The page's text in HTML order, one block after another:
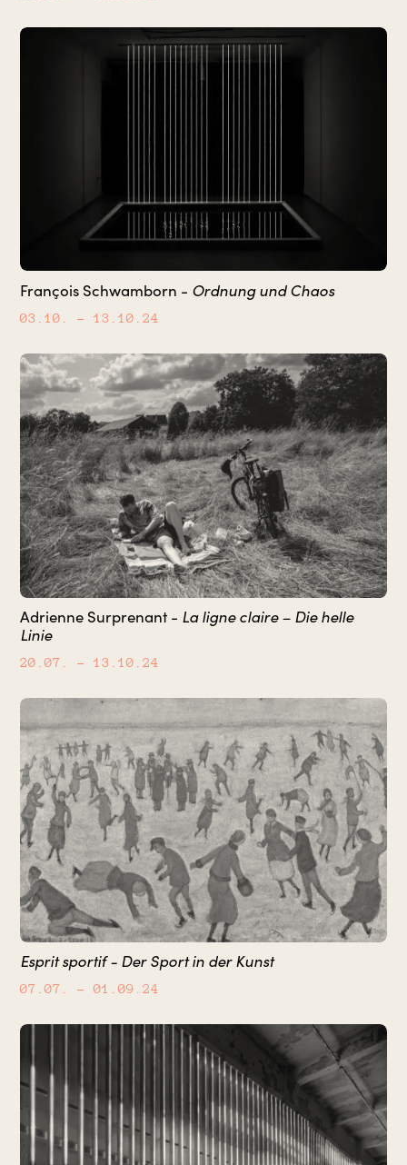
François Schwamborn - Ordnung und Chaos
03.10. – 13.10.24
Adrienne Surprenant - La ligne claire – Die helle
Linie
20.07. – 13.10.24
Esprit sportif - Der Sport in der Kunst
07.07. – 01.09.24